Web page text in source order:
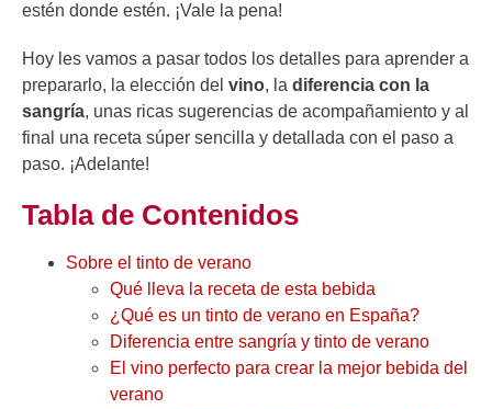
estén donde estén. ¡Vale la pena!
Hoy les vamos a pasar todos los detalles para aprender a
prepararlo, la elección del vino, la diferencia con la
sangría, unas ricas sugerencias de acompañamiento y al
final una receta súper sencilla y detallada con el paso a
paso. ¡Adelante!
Tabla de Contenidos
Sobre el tinto de verano
Qué lleva la receta de esta bebida
¿Qué es un tinto de verano en España?
Diferencia entre sangría y tinto de verano
El vino perfecto para crear la mejor bebida del
verano